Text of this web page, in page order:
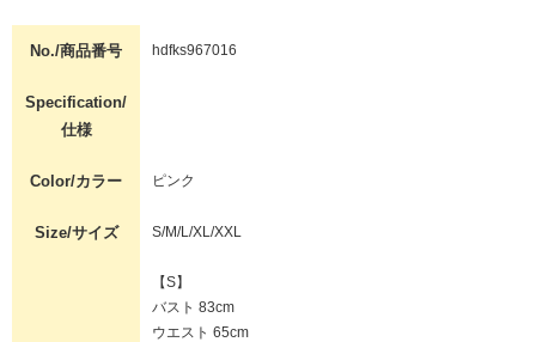
No./商品番号 hdfks967016
Specification/
仕様
Color/カラー ピンク
Size/サイズ S/M/L/XL/XXL
【S】
バスト 83cm
ウエスト 65cm